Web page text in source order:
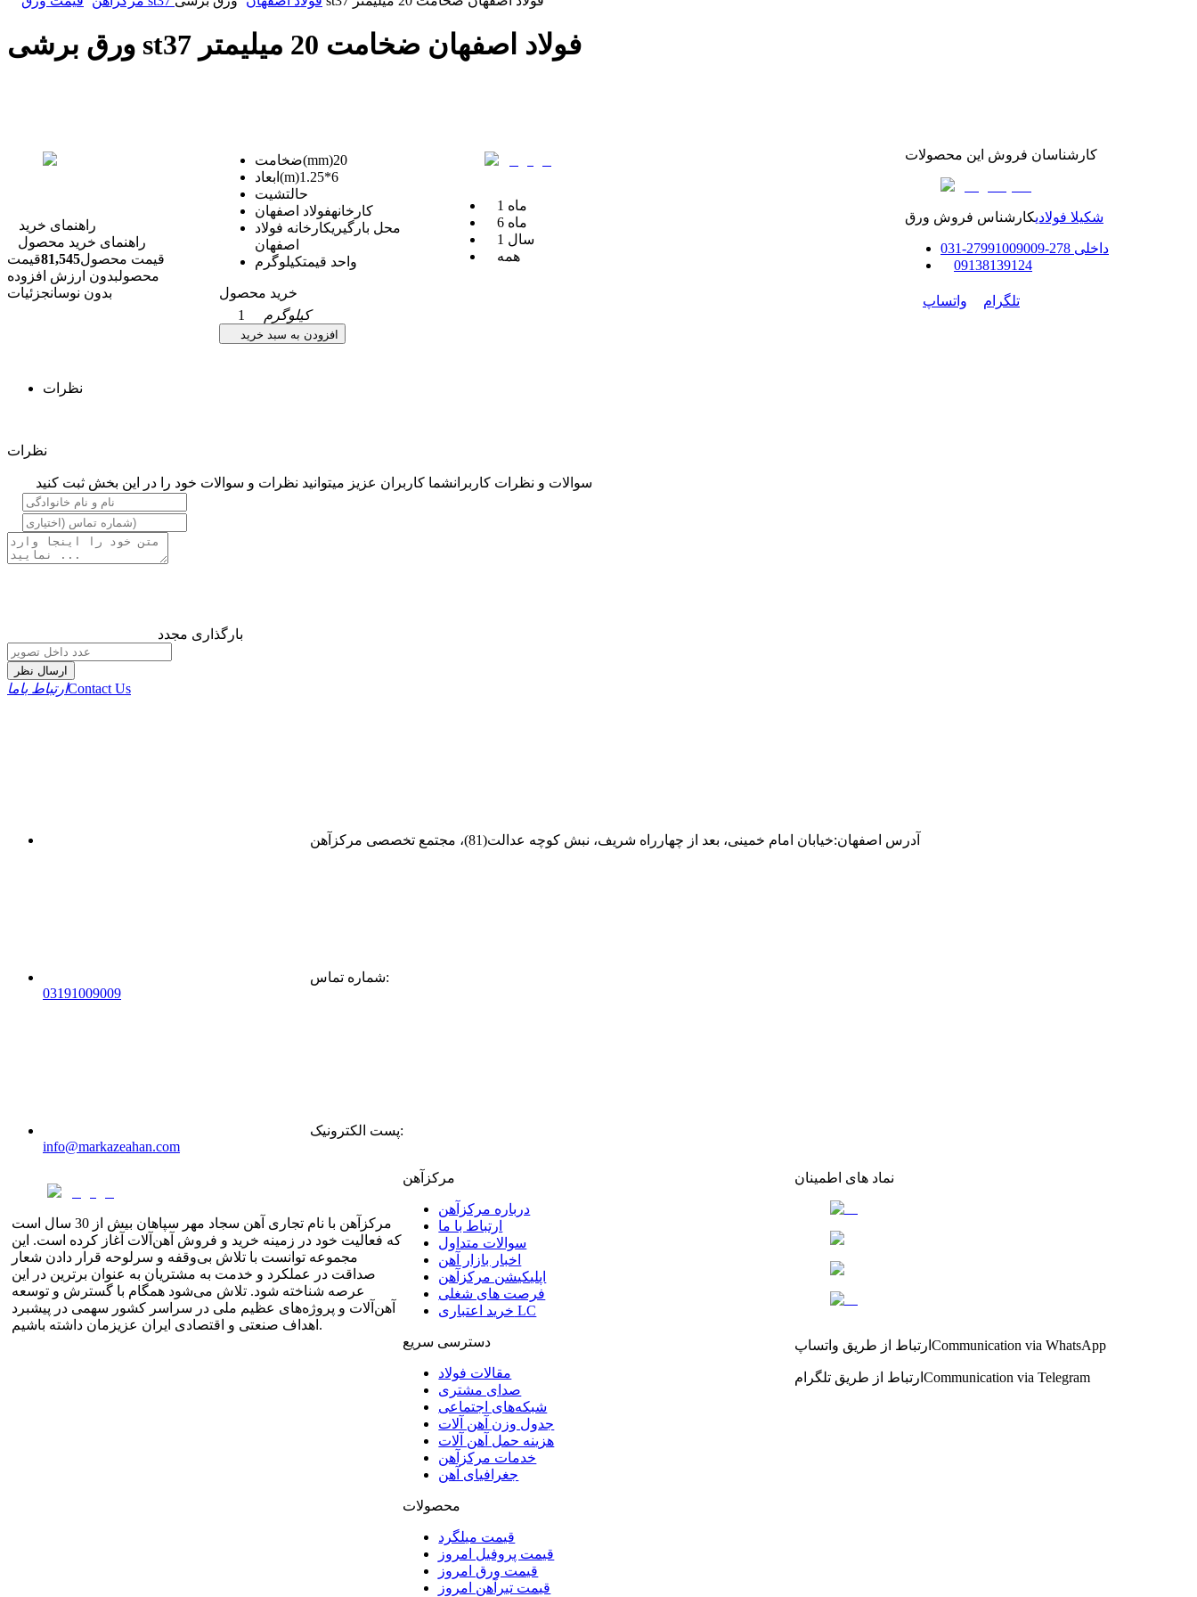
ورق برشی st37 فولاد اصفهان ضخامت 20 میلیمتر
راهنمای خرید
راهنمای خرید محصول
قیمت محصول81,545قیمت
محصولبدون ارزش افزوده
بدون نوسانجزئیات
ضخامت(mm)20
ابعاد(m)1.25*6
حالتشیت
کارخانهفولاد اصفهان
محل بارگیریکارخانه فولاد
اصفهان
واحد قیمتکیلوگرم
خرید محصول
1
کیلوگرم
افزودن به سبد خرید
1 ماه
6 ماه
1 سال
همه
کارشناسان فروش این محصولات
شکیلا فولادیکارشناس فروش ورق
داخلی 278-279
91009009
-
031
09138139124
تلگرام واتساپ
نظرات
نظرات
سوالات و نظرات کاربرانشما کاربران عزیز میتوانید نظرات و سوالات خود را در این بخش ثبت کنید
بارگذاری مجدد
ارسال نظر
ارتباط باماContact Us
آدرس اصفهان:خیابان امام خمینی، بعد از چهارراه شریف، نبش کوچه عدالت(81)، مجتمع تخصصی مرکزآهن
شماره تماس:
03191009009
پست الکترونیک:
info@markazeahan.com
مرکزآهن با نام تجاری آهن سجاد مهر سپاهان بیش از 30 سال است
که فعالیت خود در زمینه خرید و فروش آهن‌آلات آغاز کرده است. این
مجموعه توانست با تلاش بی‌وقفه و سرلوحه قرار دادن شعار
صداقت در عملکرد و خدمت به مشتریان به عنوان برترین در این
عرصه شناخته شود. تلاش می‌شود همگام با گسترش و توسعه
آهن‌آلات و پروژه‌های عظیم ملی در سراسر کشور سهمی در پیشبرد
اهداف صنعتی و اقتصادی ایران عزیزمان داشته باشیم.
مرکزآهن
درباره مرکزآهن
ارتباط با ما
سوالات متداول
اخبار بازار آهن
اپلیکیشن مرکزآهن
فرصت های شغلی
خرید اعتباری LC
دسترسی سریع
مقالات فولاد
صدای مشتری
شبکه‌های اجتماعی
جدول وزن آهن آلات
هزینه حمل آهن آلات
خدمات مرکزآهن
جغرافیای آهن
محصولات
قیمت میلگرد
قیمت پروفیل امروز
قیمت ورق امروز
قیمت تیرآهن امروز
نماد های اطمینان
ارتباط از طریق واتساپ Communication via WhatsApp
ارتباط از طریق تلگرام Communication via Telegram